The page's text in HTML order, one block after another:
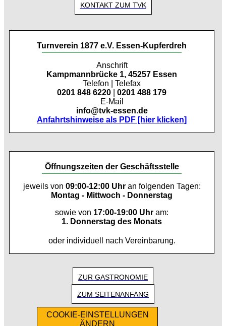
KONTAKT ZUM TVK
Turnverein 1877 e.V. Essen-Kupferdreh
Anschrift
Kampmannbrücke 1, 45257 Essen
Telefon | Telefax
0201 848 6220
0201 488 179
E-Mail
info@tvk-essen.de
Anfahrtshinweise als PDF [hier klicken]
Öffnungszeiten der Geschäftsstelle
jeweils von 09:00-12:00 Uhran folgenden Tagen:
Montag - Mittwoch - Donnerstag
sowie von 17:00-19:00 Uhr am:
1. Donnerstag des Monats
oder individuell nach Vereinbarung.
ZUR GASTRONOMIE
ZUM SEITENANFANG
COOKIE-EINSTELLUNGEN
ÄNDERN